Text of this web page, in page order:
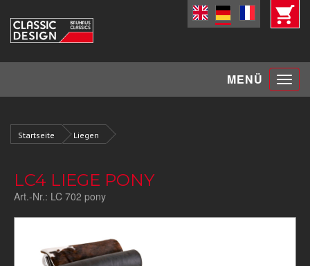
MENÜ Toggle
Startseite Liegen
LC4 LIEGE PONY
Art.-Nr.: LC 702 pony